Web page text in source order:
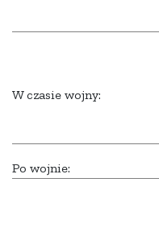
W czasie wojny:
Po wojnie: